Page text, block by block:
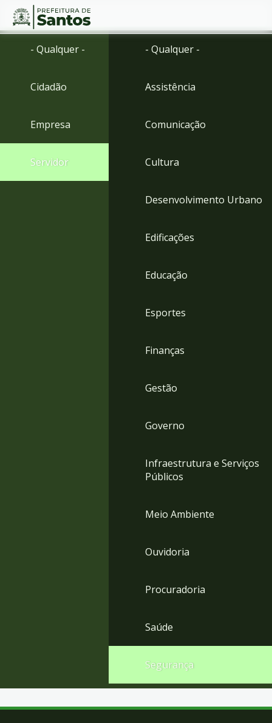
Ir
menu
para
Conteúdo
- Qualquer -
Cidadão
Empresa
Servidor
- Qualquer -
Assistência
Comunicação
Cultura
Desenvolvimento Urbano
Edificações
Educação
Esportes
Finanças
Gestão
Governo
Infraestrutura e Serviços
Públicos
Meio Ambiente
Ouvidoria
Procuradoria
Saúde
Segurança